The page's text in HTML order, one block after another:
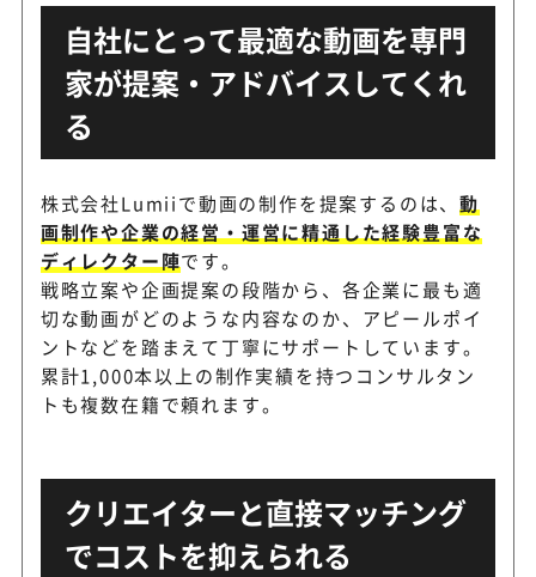
自社にとって最適な動画を専門
家が提案・アドバイスしてくれ
る
株式会社Lumiiで動画の制作を提案するのは、動
画制作や企業の経営・運営に精通した経験豊富な
ディレクター陣です。
戦略立案や企画提案の段階から、各企業に最も適
切な動画がどのような内容なのか、アピールポイ
ントなどを踏まえて丁寧にサポートしています。
累計1,000本以上の制作実績を持つコンサルタン
トも複数在籍で頼れます。
クリエイターと直接マッチング
でコストを抑えられる